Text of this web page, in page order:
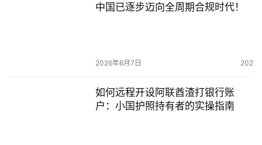
中国已逐步迈向全周期合规时代！
2026年6月7日 202
如何远程开设阿联酋渣打银行账
户：小国护照持有者的实操指南